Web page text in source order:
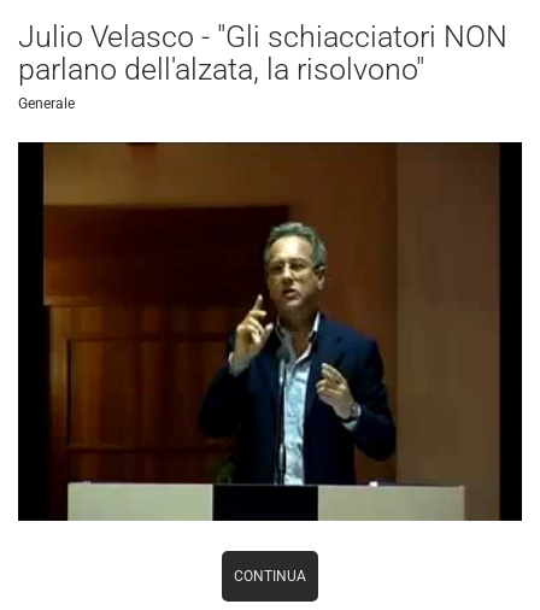
Julio Velasco - "Gli schiacciatori NON
parlano dell'alzata, la risolvono"
Generale
CONTINUA